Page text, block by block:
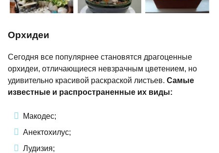
Орхидеи
Сегодня все популярнее становятся драгоценные
орхидеи, отличающиеся невзрачным цветением, но
удивительно красивой раскраской листьев. Самые
известные и распространенные их виды:
Макодес;
Анектохилус;
Лудизия;